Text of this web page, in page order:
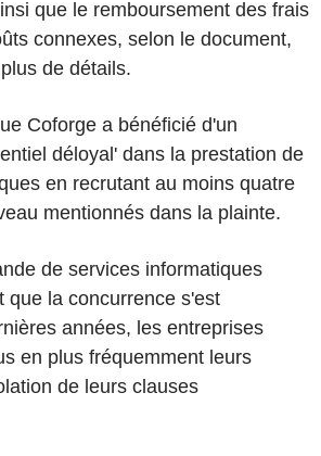
que le remboursement des frais
connexes, selon le document,
de détails.
Coforge a bénéficié d'un
déloyal' dans la prestation de
en recrutant au moins quatre
mentionnés dans la plainte.
de services informatiques
que la concurrence s'est
années, les entreprises
en plus fréquemment leurs
de leurs clauses